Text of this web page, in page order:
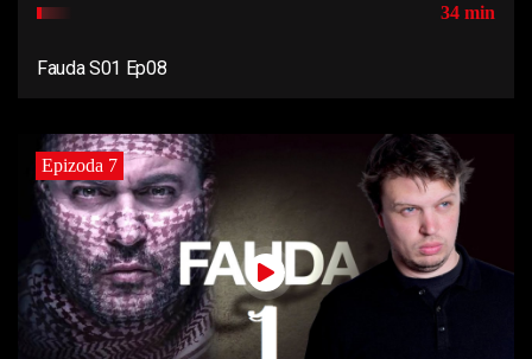
34 min
Fauda S01 Ep08
Epizoda 7